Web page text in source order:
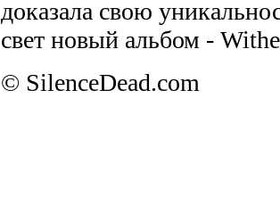
доказала свою
свет новый альбом -
© SilenceDead.com